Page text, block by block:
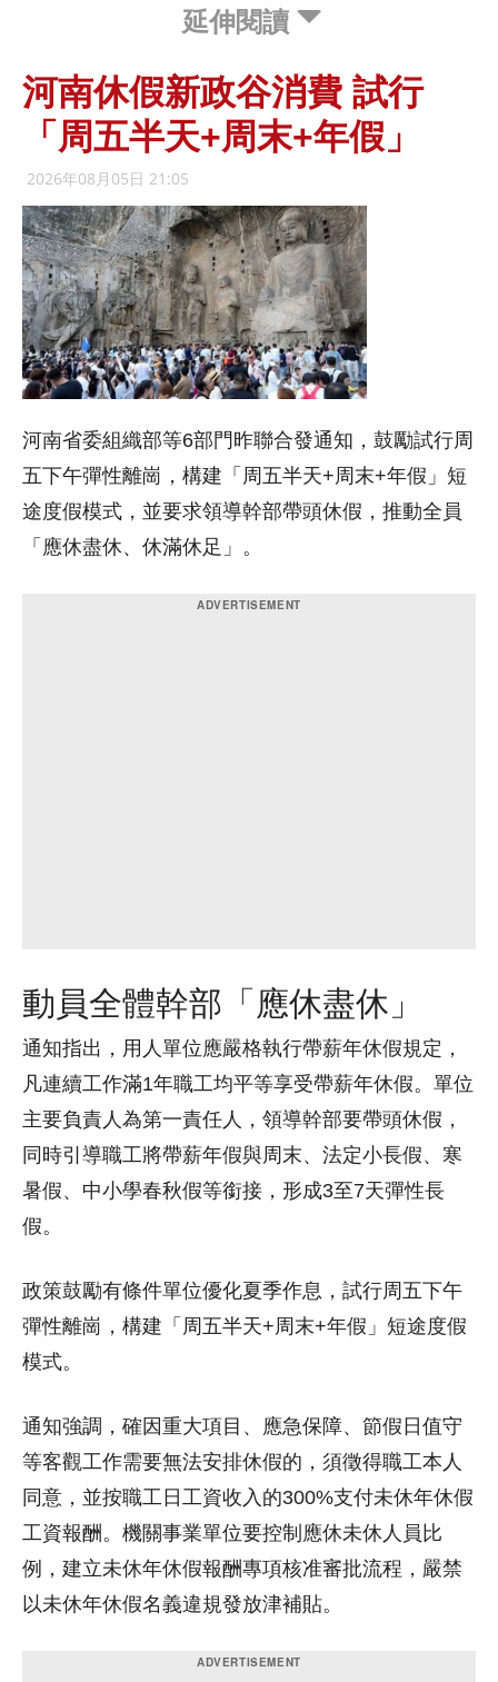
延伸閱讀
河南休假新政谷消費 試行
「周五半天+周末+年假」
2026年08月05日 21:05
河南省委組織部等6部門昨聯合發通知，鼓勵試行周
五下午彈性離崗，構建「周五半天+周末+年假」短
途度假模式，並要求領導幹部帶頭休假，推動全員
「應休盡休、休滿休足」。
動員全體幹部「應休盡休」
通知指出，用人單位應嚴格執行帶薪年休假規定，
凡連續工作滿1年職工均平等享受帶薪年休假。單位
主要負責人為第一責任人，領導幹部要帶頭休假，
同時引導職工將帶薪年假與周末、法定小長假、寒
暑假、中小學春秋假等銜接，形成3至7天彈性長
假。
政策鼓勵有條件單位優化夏季作息，試行周五下午
彈性離崗，構建「周五半天+周末+年假」短途度假
模式。
通知強調，確因重大項目、應急保障、節假日值守
等客觀工作需要無法安排休假的，須徵得職工本人
同意，並按職工日工資收入的300%支付未休年休假
工資報酬。機關事業單位要控制應休未休人員比
例，建立未休年休假報酬專項核准審批流程，嚴禁
以未休年休假名義違規發放津補貼。